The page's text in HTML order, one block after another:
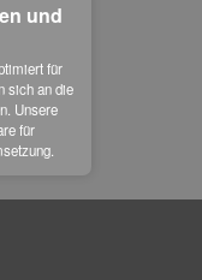
und
für
sich an die
Unsere
für